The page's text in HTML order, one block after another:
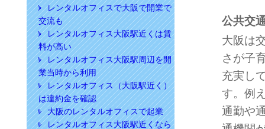
レンタルオフィスで大阪で開業で
交流も
レンタルオフィス大阪駅近くは賃
料が高い
レンタルオフィス大阪駅周辺を開
業当時から利用
レンタルオフィス（大阪駅近く）
は違約金を確認
大阪のレンタルオフィスで起業
レンタルオフィス大阪駅近くなら
公共交
大阪は
さが子
充実し
す。例
通勤や